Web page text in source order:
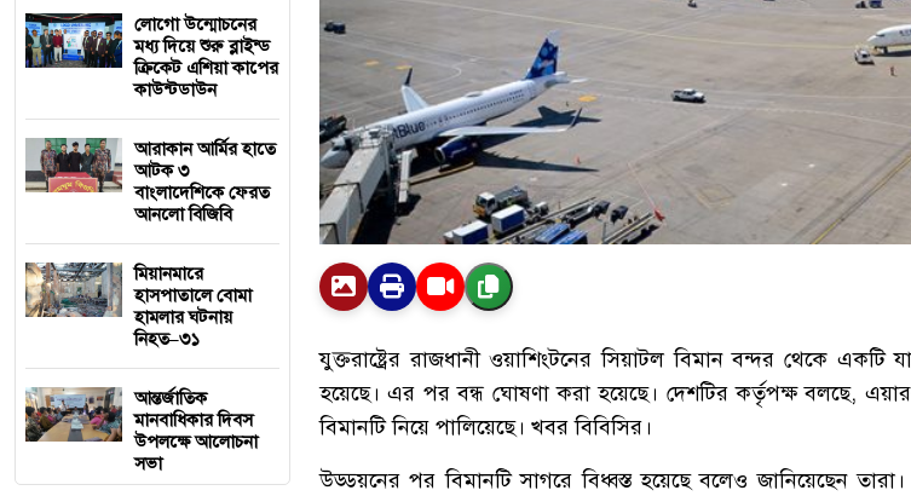
লোগো উন্মোচনের
মধ্য দিয়ে শুরু ব্লাইন্ড
ক্রিকেট এশিয়া কাপের
কাউন্টডাউন
আরাকান আর্মির হাতে
আটক ৩
বাংলাদেশিকে ফেরত
আনলো বিজিবি
মিয়ানমারে
হাসপাতালে বোমা
হামলার ঘটনায়
নিহত–৩১
আন্তর্জাতিক
মানবাধিকার দিবস
উপলক্ষে আলোচনা
সভা
যুক্তরাষ্ট্রের রাজধানী ওয়াশিংটনের সিয়াটল বিমান বন্দর থেকে একটি
হয়েছে। এর পর বন্ধ ঘোষণা করা হয়েছে। দেশটির কর্তৃপক্ষ বলছে,
বিমানটি নিয়ে পালিয়েছে। খবর বিবিসির।
উড্ডয়নের পর বিমানটি সাগরে বিধ্বস্ত হয়েছে বলেও জানিয়েছেন